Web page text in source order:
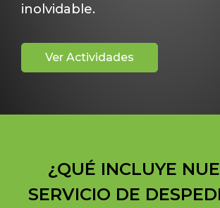
inolvidable.
Ver Actividades
¿QUÉ INCLUYE
SERVICIO DE